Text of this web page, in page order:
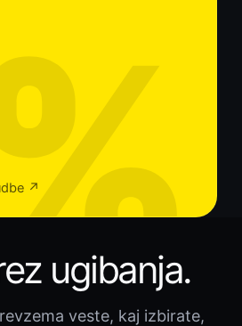
↗
ugibanja.
veste, kaj izbirate,